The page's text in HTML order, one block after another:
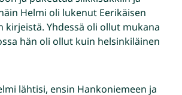
Helmi oli lukenut Eerikäisen
kirjeistä. Yhdessä oli ollut mukana
hän oli ollut kuin helsinkiläinen
lähtisi, ensin Hankoniemeen ja